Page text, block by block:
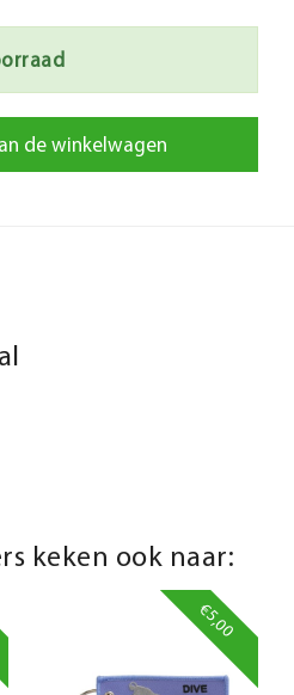
de winkelwagen
keken ook naar:
€5,00